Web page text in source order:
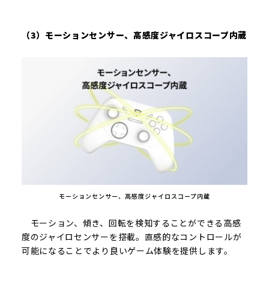
（3）モーションセンサー、高感度ジャイロスコープ内蔵
モーションセンサー、高感度ジャイロスコープ内蔵
モーション、傾き、回転を検知することができる高感
度のジャイロセンサーを搭載。直感的なコントロールが
可能になることでより良いゲーム体験を提供します。